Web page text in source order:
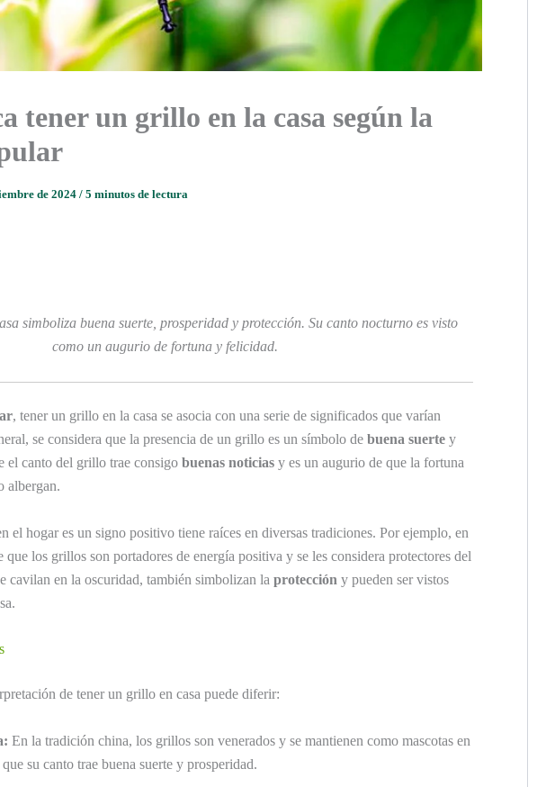
tener un grillo en la casa según la
de 2024 / 5 minutos de lectura
simboliza buena suerte, prosperidad y protección. Su canto nocturno es visto
como un augurio de fortuna y felicidad.
, tener un grillo en la casa se asocia con una serie de significados que varían
se considera que la presencia de un grillo es un símbolo de buena suerte y
el canto del grillo trae consigo buenas noticias y es un augurio de que la fortuna
albergan.
el hogar es un signo positivo tiene raíces en diversas tradiciones. Por ejemplo, en
que los grillos son portadores de energía positiva y se les considera protectores del
cavilan en la oscuridad, también simbolizan la protección y pueden ser vistos
de tener un grillo en casa puede diferir:
En la tradición china, los grillos son venerados y se mantienen como mascotas en
su canto trae buena suerte y prosperidad.